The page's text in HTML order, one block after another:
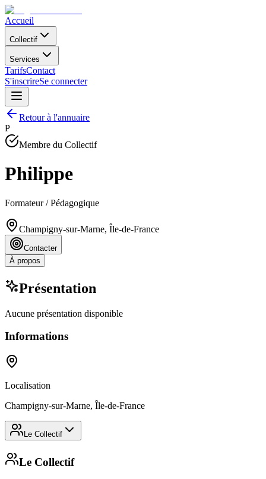
Accueil
Collectif
Services
TarifsContact
S'inscrireSe connecter
Retour à l'annuaire
P
Membre du Collectif
Philippe
Formateur / Pédagogique
Champigny-sur-Marne, Île-de-France
Contacter
À propos
Présentation
Aucune présentation disponible
Informations
Localisation
Champigny-sur-Marne, Île-de-France
Le Collectif
Le Collectif